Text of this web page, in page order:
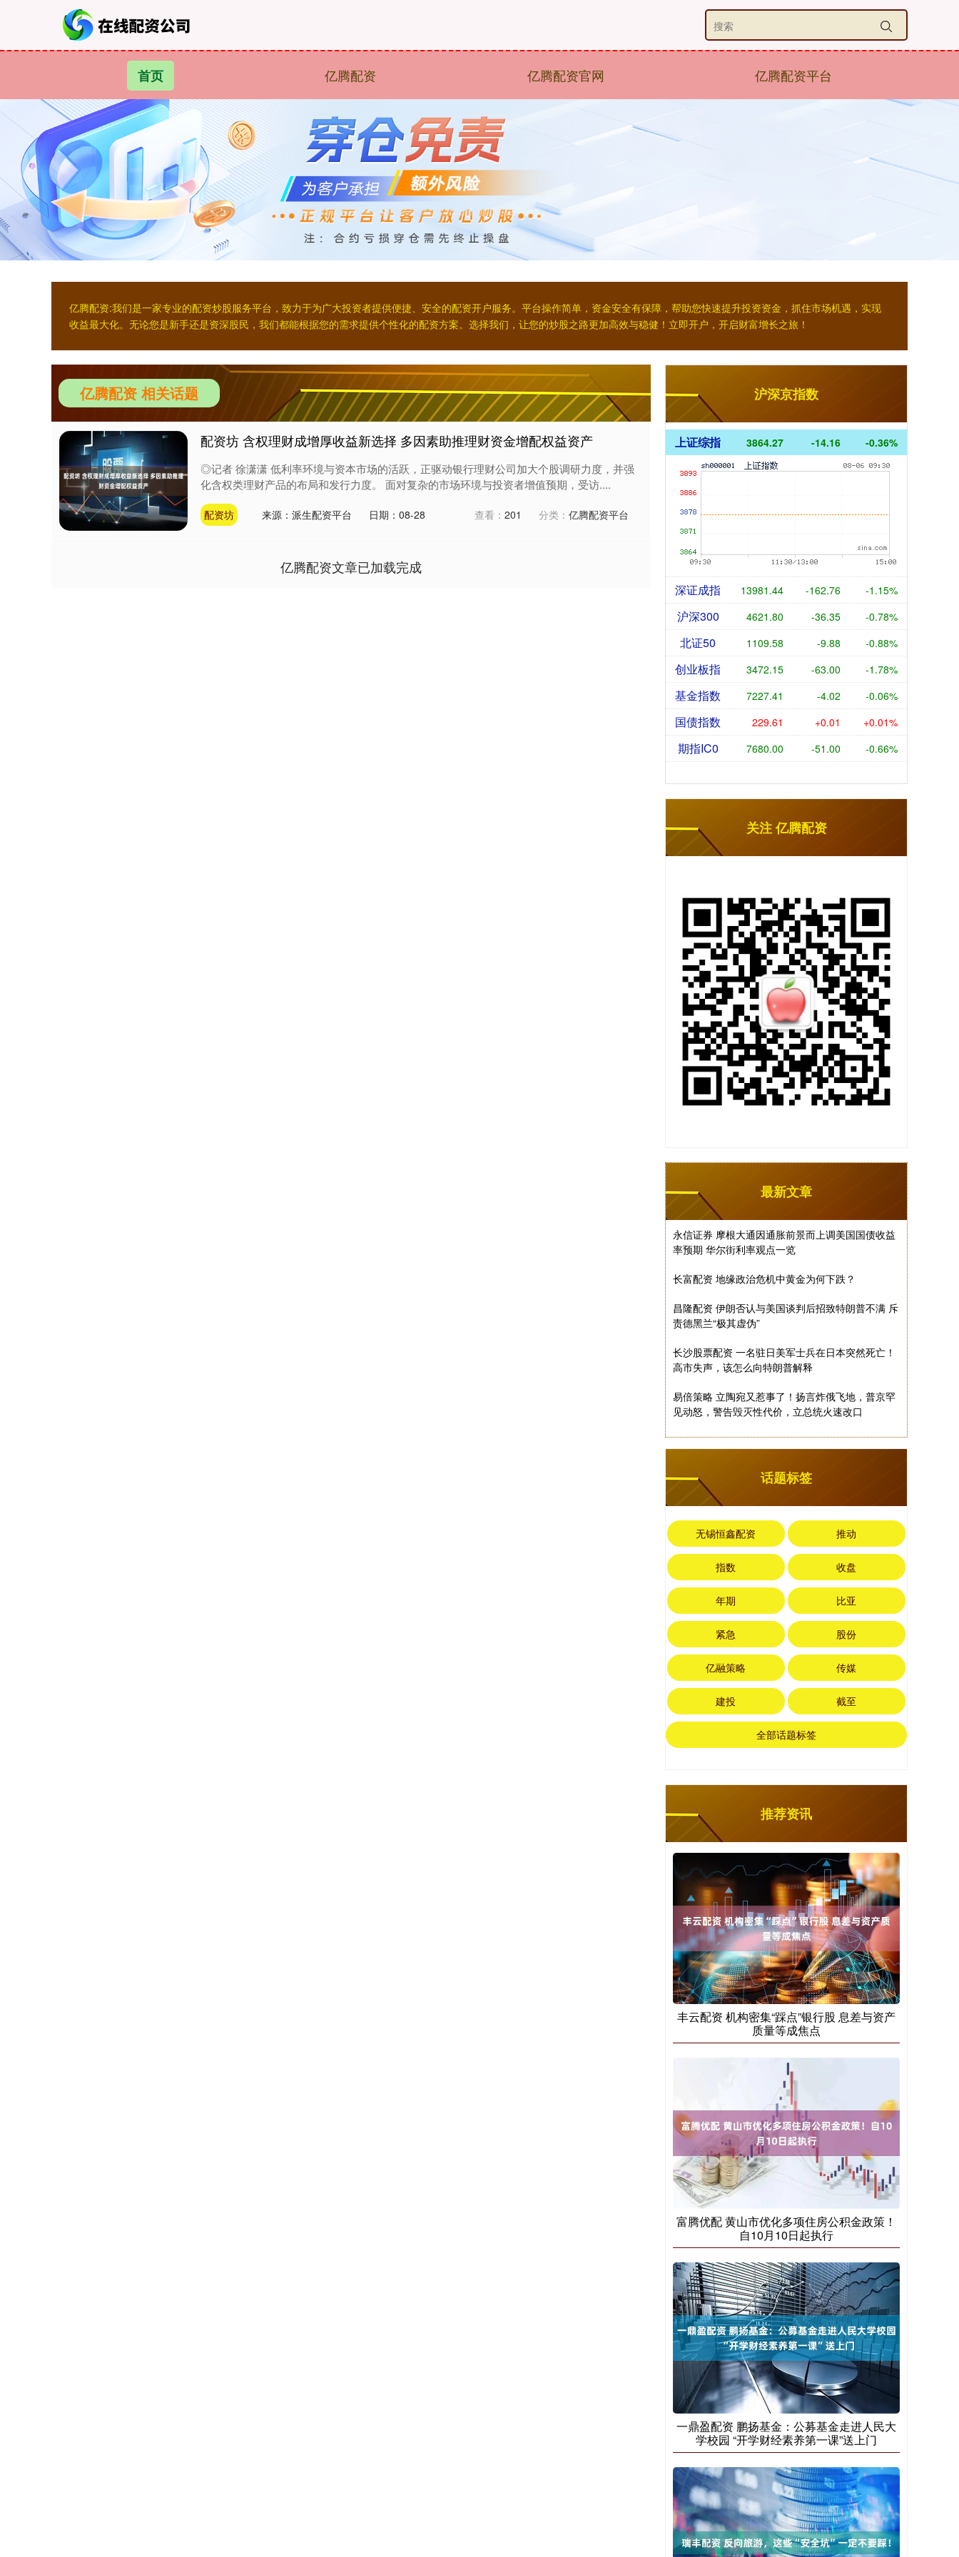
首页 亿腾配资 亿腾配资官网 亿腾配资平台
亿腾配资:我们是一家专业的配资炒股服务平台，致力于为广大投资者提供便捷、安全的配资开户服务。平台操作简单，资金安全有保障，帮助您快速提升投资资金，抓住市场机遇，实现
收益最大化。无论您是新手还是资深股民，我们都能根据您的需求提供个性化的配资方案。选择我们，让您的炒股之路更加高效与稳健！立即开户，开启财富增长之旅！
亿腾配资 相关话题
配资坊 含权理财成增厚收益新选择 多因素助推理财资金增配权益资产
◎记者 徐潇潇 低利率环境与资本市场的活跃，正驱动银行理财公司加大个股调研力度，并强
化含权类理财产品的布局和发行力度。 面对复杂的市场环境与投资者增值预期，受访....
配资坊 来源：派生配资平台 日期：08-28 查看： 201 分类： 亿腾配资平台
亿腾配资文章已加载完成
沪深京指数
上证综指 3864.27 -14.16 -0.36%
深证成指 13981.44 -162.76 -1.15%
沪深300 4621.80 -36.35 -0.78%
北证50 1109.58 -9.88 -0.88%
创业板指 3472.15 -63.00 -1.78%
基金指数 7227.41 -4.02 -0.06%
国债指数 229.61 +0.01 +0.01%
期指IC0 7680.00 -51.00 -0.66%
关注 亿腾配资
最新文章
永信证券 摩根大通因通胀前景而上调美国国债收益
率预期 华尔街利率观点一览
长富配资 地缘政治危机中黄金为何下跌？
昌隆配资 伊朗否认与美国谈判后招致特朗普不满 斥
责德黑兰“极其虚伪”
长沙股票配资 一名驻日美军士兵在日本突然死亡！
高市失声，该怎么向特朗普解释
易倍策略 立陶宛又惹事了！扬言炸俄飞地，普京罕
见动怒，警告毁灭性代价，立总统火速改口
话题标签
无锡恒鑫配资 推动
指数 收盘
年期 比亚
紧急 股份
亿融策略 传媒
建投 截至
全部话题标签
推荐资讯
丰云配资 机构密集“踩点”银行股 息差与资产
质量等成焦点
富腾优配 黄山市优化多项住房公积金政策！
自10月10日起执行
一鼎盈配资 鹏扬基金：公募基金走进人民大
学校园 “开学财经素养第一课”送上门